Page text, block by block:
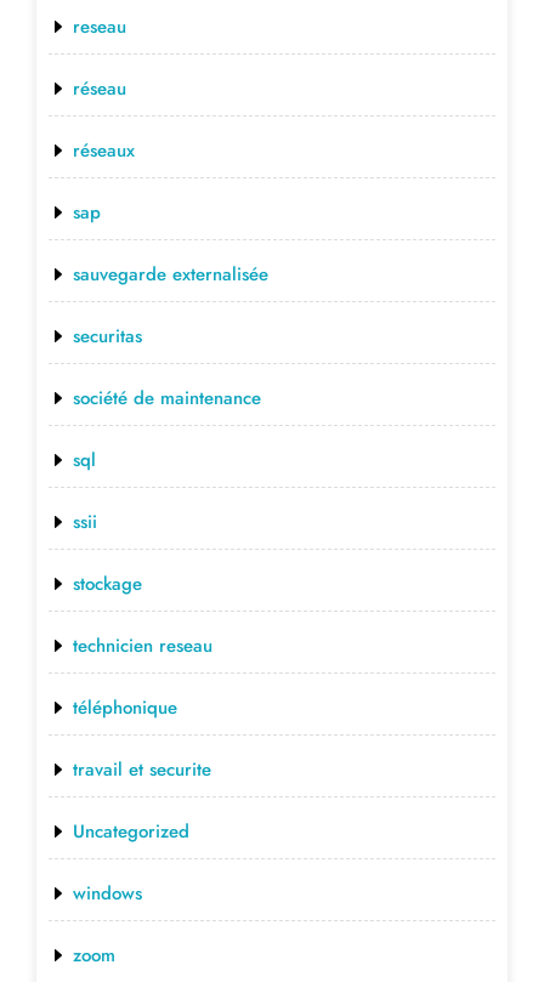
reseau
réseau
réseaux
sap
sauvegarde externalisée
securitas
société de maintenance
sql
ssii
stockage
technicien reseau
téléphonique
travail et securite
Uncategorized
windows
zoom